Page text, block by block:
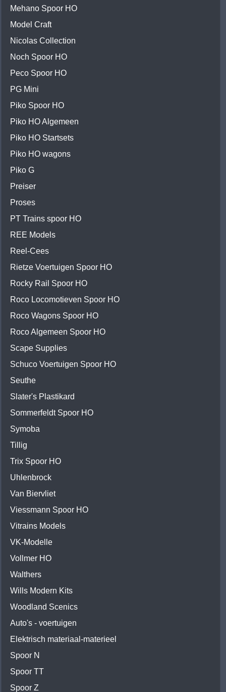
Mehano Spoor HO
Model Craft
Nicolas Collection
Noch Spoor HO
Peco Spoor HO
PG Mini
Piko Spoor HO
Piko HO Algemeen
Piko HO Startsets
Piko HO wagons
Piko G
Preiser
Proses
PT Trains spoor HO
REE Models
Reel-Cees
Rietze Voertuigen Spoor HO
Rocky Rail Spoor HO
Roco Locomotieven Spoor HO
Roco Wagons Spoor HO
Roco Algemeen Spoor HO
Scape Supplies
Schuco Voertuigen Spoor HO
Seuthe
Slater's Plastikard
Sommerfeldt Spoor HO
Symoba
Tillig
Trix Spoor HO
Uhlenbrock
Van Biervliet
Viessmann Spoor HO
Vitrains Models
VK-Modelle
Vollmer HO
Walthers
Wills Modern Kits
Woodland Scenics
Auto's - voertuigen
Elektrisch materiaal-materieel
Spoor N
Spoor TT
Spoor Z